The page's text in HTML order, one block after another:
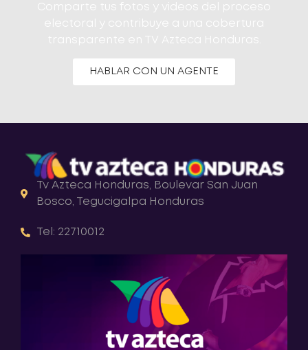
Comparte tus fotos y videos del proceso
electoral y contribuye a una cobertura
transparente en TV Azteca Honduras.
HABLAR CON UN AGENTE
Tv Azteca Honduras, Boulevar San Juan
Bosco, Tegucigalpa Honduras
Tel: 22710012